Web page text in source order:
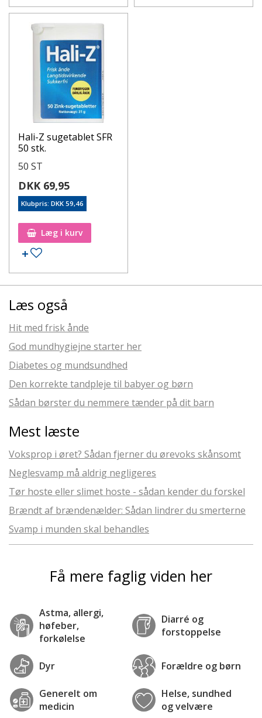
Hali-Z sugetablet SFR
50 stk.
50 ST
DKK 69,95
Klubpris: DKK 59,46
Læg i kurv
Læs også
Hit med frisk ånde
God mundhygiejne starter her
Diabetes og mundsundhed
Den korrekte tandpleje til babyer og børn
Sådan børster du nemmere tænder på dit barn
Mest læste
Voksprop i øret? Sådan fjerner du ørevoks skånsomt
Neglesvamp må aldrig negligeres
Tør hoste eller slimet hoste - sådan kender du forskel
Brændt af brændenælder: Sådan lindrer du smerterne
Svamp i munden skal behandles
Få mere faglig viden her
Astma, allergi,
høfeber,
forkølelse
Diarré og
forstoppelse
Dyr Forældre og børn
Generelt om
medicin
Helse, sundhed
og velvære